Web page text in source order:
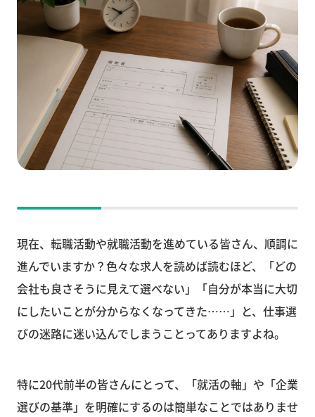
現在、転職活動や就職活動を進めている皆さん、順調に
進んでいますか？色々な求人を読めば読むほど、「どの
会社も良さそうに見えて選べない」「自分が本当に大切
にしたいことが分からなくなってきた……」と、仕事選
びの迷路に迷い込んでしまうことってありますよね。
特に20代前半の皆さんにとって、「就活の軸」や「企業
選びの基準」を明確にするのは簡単なことではありませ